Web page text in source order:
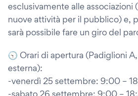
esclusivamente alle associazioni
nuove attività per il pubblico) e,
sarà possibile fare un giro del
🕤 Orari di apertura (Padiglioni A,
esterna):
-venerdì 25 settembre: 9:00 –
-sabato 26 settembre: 9:00 –